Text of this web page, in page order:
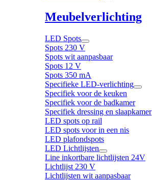
Meubelverlichting
LED Spots
Spots 230 V
Spots wit aanpasbaar
Spots 12 V
Spots 350 mA
Specifieke LED-verlichting
Specifiek voor de keuken
Specifiek voor de badkamer
Specifiek dressing en slaapkamer
LED spots op rail
LED spots voor in een nis
LED plafondspots
LED Lichtlijsten
Line inkortbare lichtlijsten 24V
Lichtlijst 230 V
Lichtlijsten wit aanpasbaar